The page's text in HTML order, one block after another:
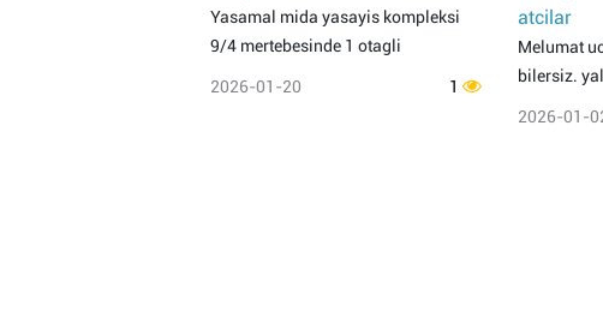
Yasamal mida yasayis kompleksi
9/4 mertebesinde 1 otagli
2026-01-20 1
atcilar
Melumat
bilersiz.
2026-01-